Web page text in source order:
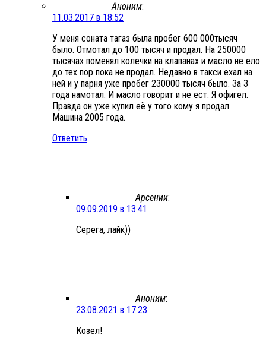
Аноним:
11.03.2017 в 18:52
У меня соната тагаз была пробег 600 000тысяч
было. Отмотал до 100 тысяч и продал. На 250000
тысячах поменял колечки на клапанах и масло не ело
до тех пор пока не продал. Недавно в такси ехал на
ней и у парня уже пробег 230000 тысяч было. За 3
года намотал. И масло говорит и не ест. Я офигел.
Правда он уже купил её у того кому я продал.
Машина 2005 года.
Ответить
Арсении:
09.09.2019 в 13:41
Серега, лайк))
Аноним:
23.08.2021 в 17:23
Козел!